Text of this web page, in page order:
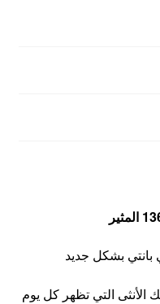
بانتي بشكل جديد
الأنثى التي تظهر كل يوم